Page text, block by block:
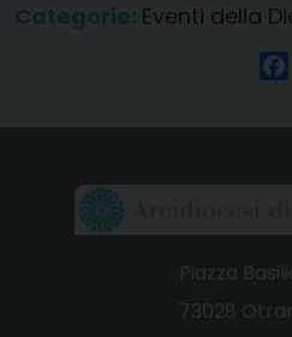
Categorie: Eventi della